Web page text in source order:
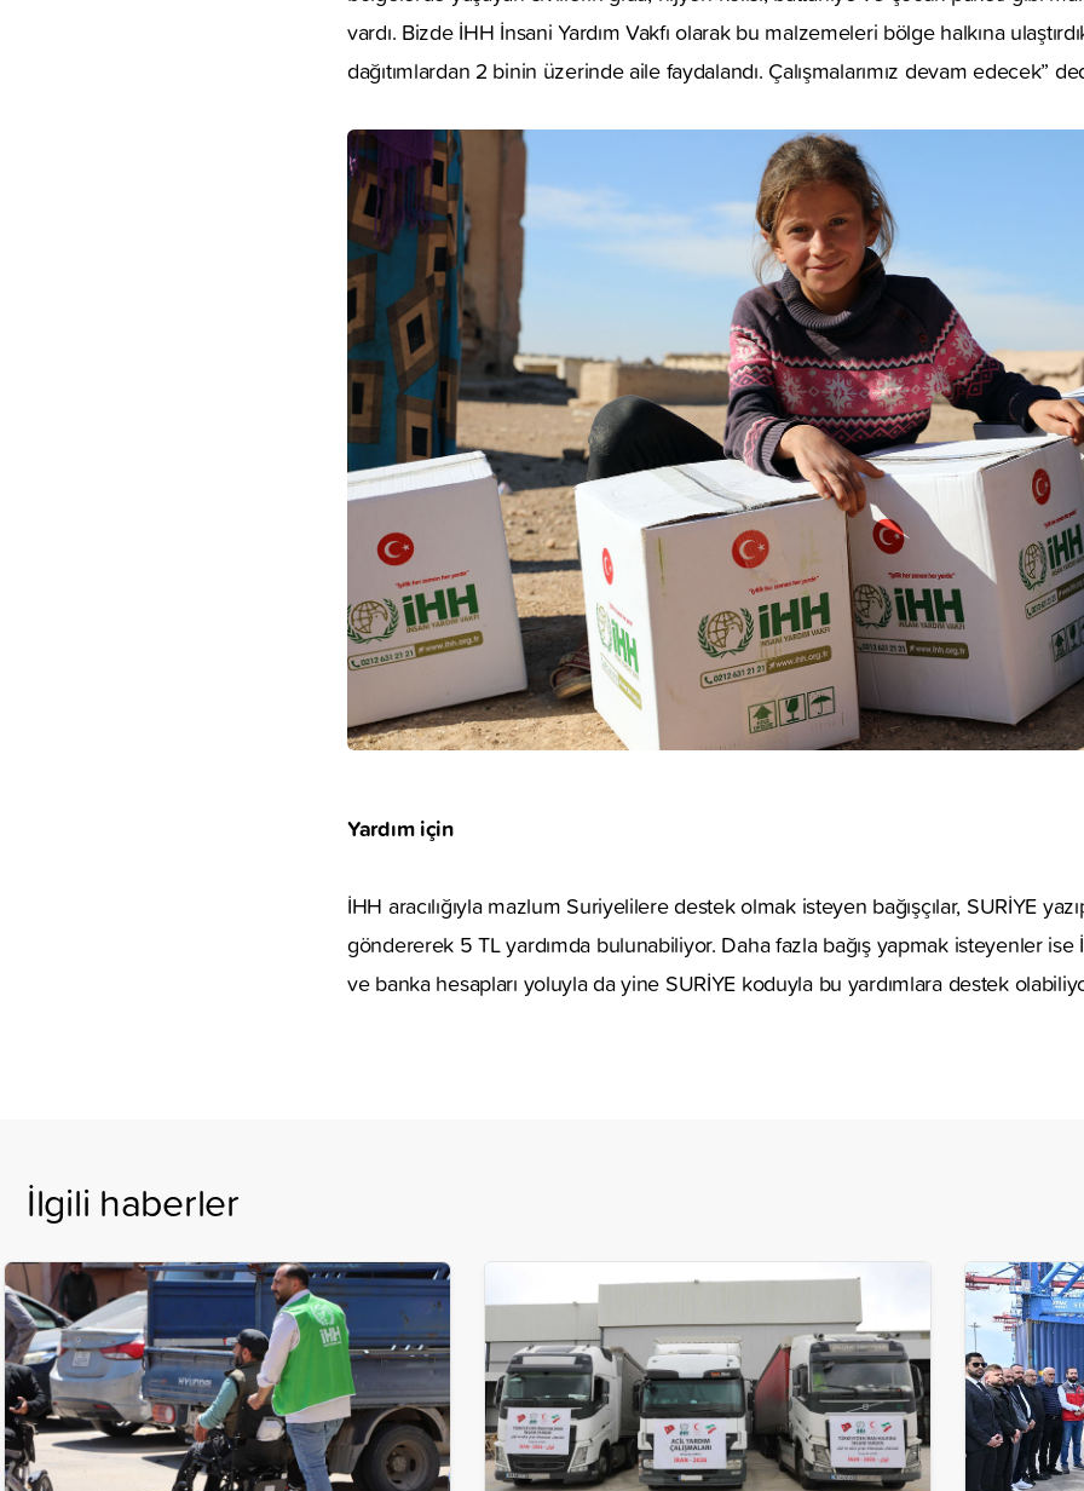
vardı. Bizde İHH İnsani Yardım Vakfı olarak bu malzemeleri bölge halkına
dağıtımlardan 2 binin üzerinde aile faydalandı. Çalışmalarımız devam edecek”
Yardım için
İHH aracılığıyla mazlum Suriyelilere destek olmak isteyen bağışçılar, SURİYE
göndererek 5 TL yardımda bulunabiliyor. Daha fazla bağış yapmak isteyenler ise
ve banka hesapları yoluyla da yine SURİYE koduyla bu yardımlara destek
İlgili haberler